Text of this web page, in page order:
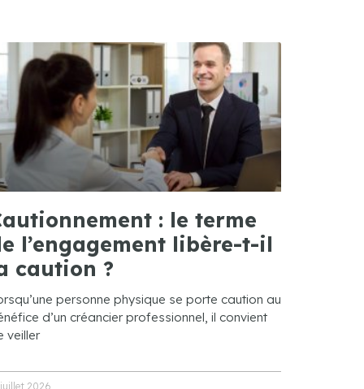
: le terme
l’engagement libère-t-il
caution ?
personne physique se porte caution au
d’un créancier professionnel, il convient
veiller
juillet 2026